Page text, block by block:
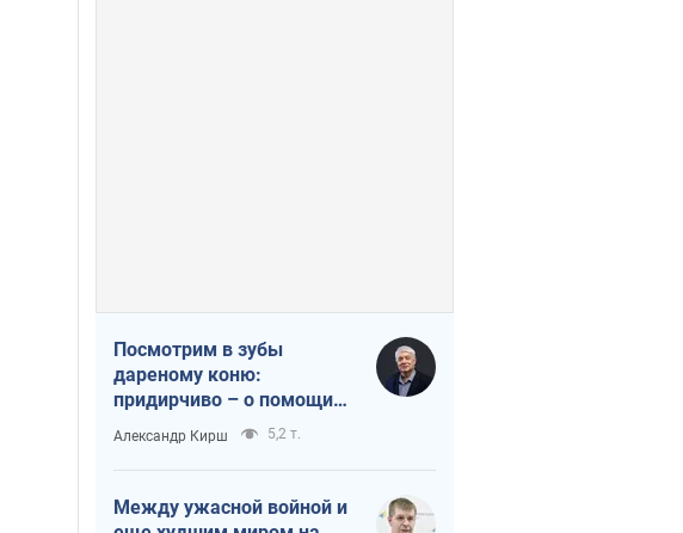
Посмотрим в зубы
дареному коню:
придирчиво – о помощи
Украине
Александр Кирш 5,2 т.
Между ужасной войной и